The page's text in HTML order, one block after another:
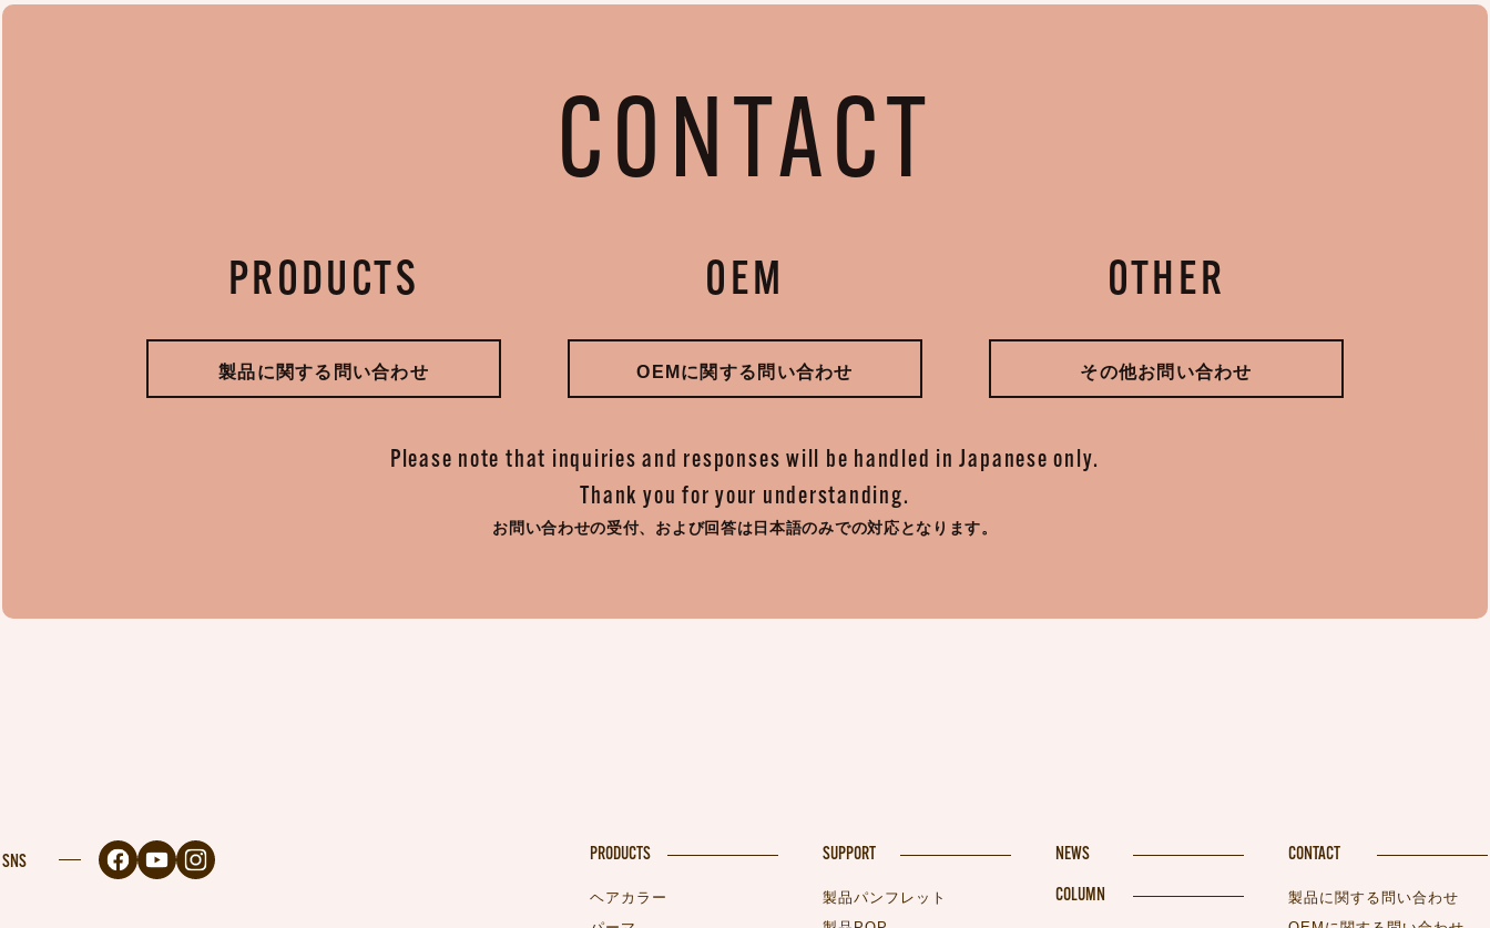
CONTACT
PRODUCTS
製品に関する問い合わせ
OEM
OEMに関する問い合わせ
OTHER
その他お問い合わせ
Please note that inquiries and responses will be handled in Japanese only.
Thank you for your understanding.
お問い合わせの受付、 および回答は日本語のみでの対応となります。
SNS PRODUCTS
ヘアカラー
SUPPORT
製品パンフレット
NEWS
COLUMN
CONTACT
製品に関する問い合わせ